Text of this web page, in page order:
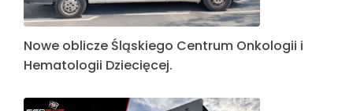
Nowe oblicze Śląskiego Centrum Onkologii i
Hematologii Dziecięcej.